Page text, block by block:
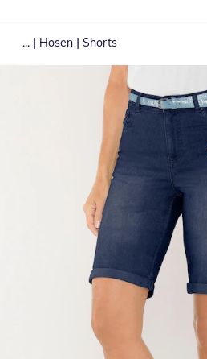
... | Hosen | Shorts